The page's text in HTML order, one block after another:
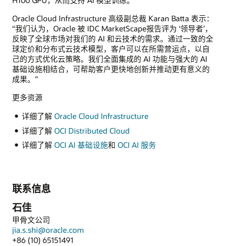
Oracle Cloud Infrastructure 高级副总裁 Karan Batta 表示：
“我们认为，Oracle 被 IDC MarketScape报告评为 ‘领导者’，
反映了全球市场对我们的 AI 和云技术的需求。通过一致的全
球定价和分布式云技术模型，客户可以在所需营运点，以自
己的方式优化云策略。我们全面集成的 AI 功能与强大的 AI
基础设施相结合，可帮助客户更快地创新并推动更有意义的
成果。”
更多资源
详细了解 Oracle Cloud Infrastructure
详细了解 OCI Distributed Cloud
详细了解 OCI AI 基础设施和 OCI AI 服务
联系信息
石佳
甲骨文公司
jia.s.shi@oracle.com
+86 (10) 65151491